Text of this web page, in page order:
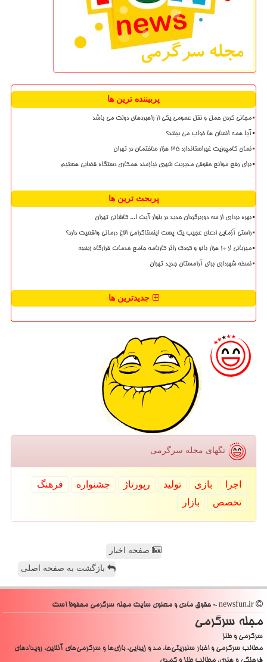
پربیننده ترین ها
مجانی کردن حمل و نقل عمومی یکی از راهبردهای دولت می باشد
آیا همه انسان ها خواب می بینند؟
نمای کامپوزیت غیراستاندارد ۳۵ هزار ساختمان در تهران
برای رفع موانع حقوقی مدیریت شهری نیازمند همکاری دستگاه قضایی هستیم
پربحث ترین ها
بهره برداری از سه دوربرگردان جدید در بلوار آیت ا... کاشانی تهران
راستی آزمایی ادعای عجیب یک پست اینستاگرامی الاغ درمانی واقعیت دارد؟
میزبانی از ۱۰ هزار بانو و کودک زائر کارنامه جامع خدمات قرارگاه زینبیه
نسخه شهرداری برای آرامستان جدید تهران
جدیدترین ها
تگهای مجله سرگرمی
اجرا بازی تولید رپورتاژ جشنواره
فرهنگ
تخصص
بازار
صفحه اخبار
بازگشت به صفحه اصلی
مجله سرگرمی
سرگرمی و طنز
مطالب سرگرمی و اخبار سلبریتی‌ها، مد و زیبایی، بازی‌ها و سرگرمی‌های آنلاین، رویدادهای
فرهنگی و هنری، مطالب طنز و کمدی